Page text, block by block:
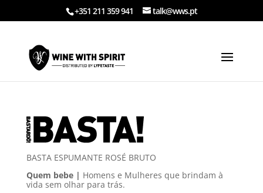
+351 211 359 941 talk@wws.pt
BASTA ESPUMANTE ROSÉ BRUTO
Quem bebe | Homens e Mulheres que brindam à
vida sem olhar para trás.